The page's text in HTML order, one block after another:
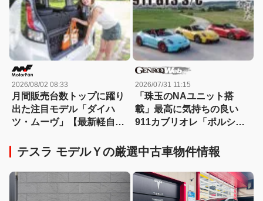
2026/08/02 08:33
月間販売台数トップに躍り
出た注目モデル「ダイハ
ツ・ムーヴ」【最新軽自動
MOVE】
2026/07/31 11:15
「珠玉のNAユニット搭
載」最高に気持ちの良い
911カブリオレ「ポルシェ
テスラ モデルＹの厳選中古車物件情報